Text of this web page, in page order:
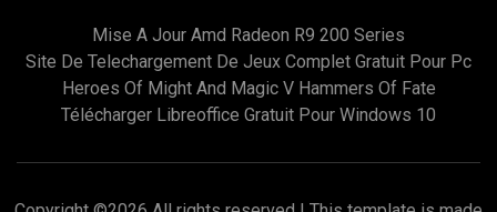
Mise A Jour Amd Radeon R9 200 Series
Site De Telechargement De Jeux Complet Gratuit Pour Pc
Heroes Of Might And Magic V Hammers Of Fate
Télécharger Libreoffice Gratuit Pour Windows 10